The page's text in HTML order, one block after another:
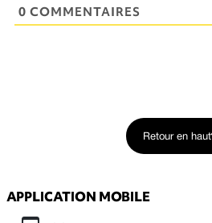
0 COMMENTAIRES
Retour en haut
APPLICATION MOBILE